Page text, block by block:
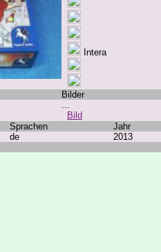
Intera
Bilder
...
Bild
Sprachen
Jahr
de
2013